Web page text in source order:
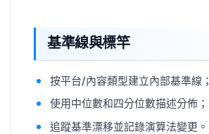
基準線與標竿
按平台/內容類型建立內部基準線；
使用中位數和四分位數描述分佈；
追蹤基準漂移並記錄演算法變更。